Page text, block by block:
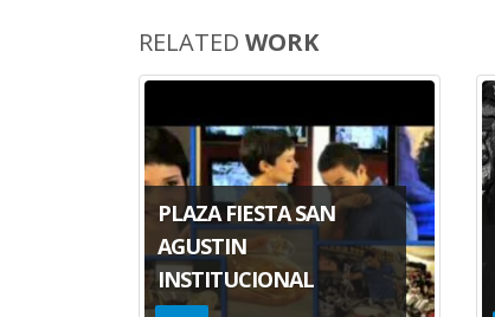
RELATED WORK
PLAZA FIESTA SAN
AGUSTIN
INSTITUCIONAL